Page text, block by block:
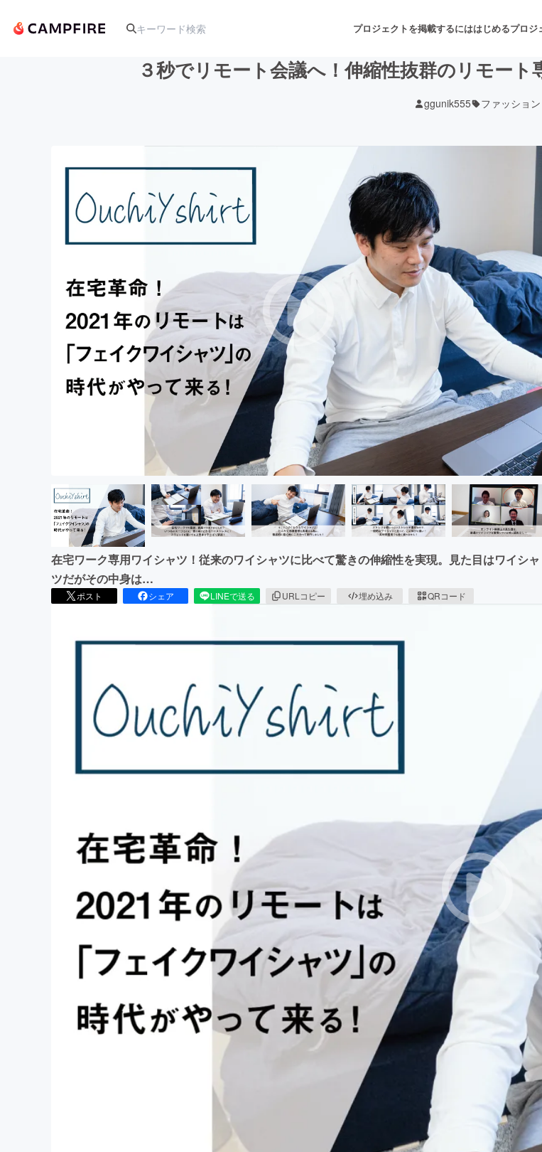
プロジェクトを掲載するにははじめるプロジ
アート・写真 音楽
テクノロジー・ガジェット ゲーム・サービス開発 フ
書籍・雑誌出版 ア
ビジネス・起業 ビ
まちづくり・地域活性化
CAMPFIRE for Social Good
CAMPFIREふるさと納税machi-yaコ
３秒でリモート会議へ！伸縮性抜群のリモート
ggunik555 ファッション
在宅ワーク専用ワイシャツ！従来のワイシャツに比べて驚きの伸縮性を実現。見た目はワイシャ
ツだがその中身は…
ポスト シェア LINEで送る URLコピー 埋め込み QRコード